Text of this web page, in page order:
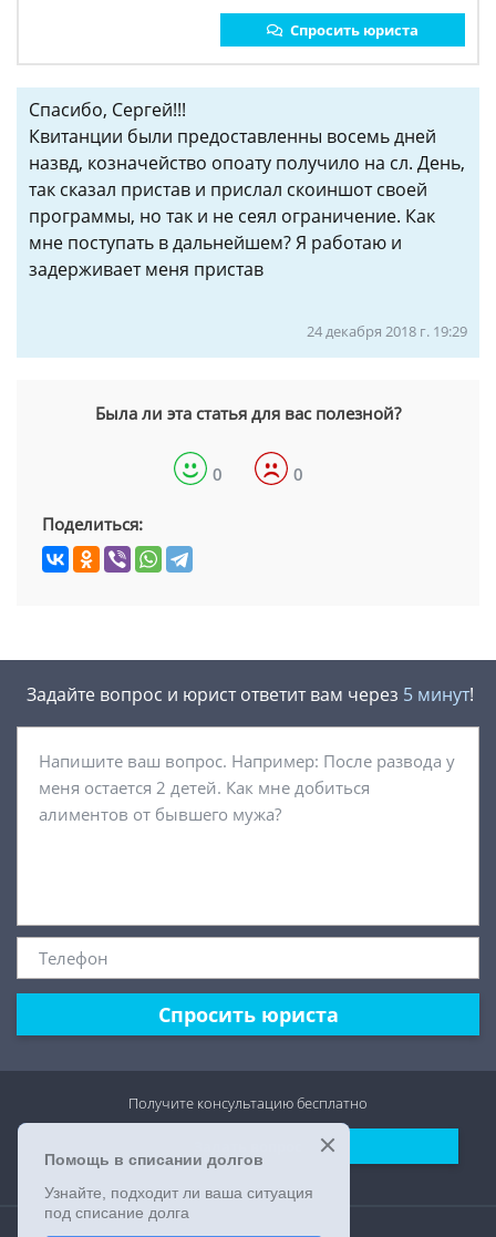
Спросить юриста
Спасибо, Сергей!!!
Квитанции были предоставленны восемь дней
назвд, козначейство опоату получило на сл. День,
так сказал пристав и прислал скоиншот своей
программы, но так и не сеял ограничение. Как
мне поступать в дальнейшем? Я работаю и
задерживает меня пристав
24 декабря 2018 г. 19:29
Была ли эта статья для вас полезной?
0 0
Поделиться:
Задайте вопрос и юрист ответит вам через 5 минут!
Спросить юриста
Получите консультациюбесплатно